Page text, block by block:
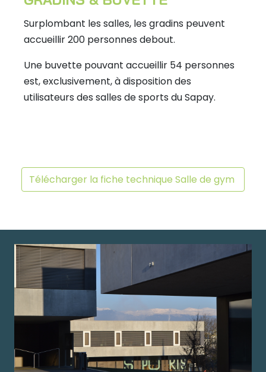
Surplombant les salles, les gradins peuvent
accueillir 200 personnes debout.
Une buvette pouvant accueillir 54 personnes
est, exclusivement, à disposition des
utilisateurs des salles de sports du Sapay.
Télécharger la fiche technique Salle de gym